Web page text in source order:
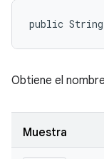
public String
Obtiene el
Muestra